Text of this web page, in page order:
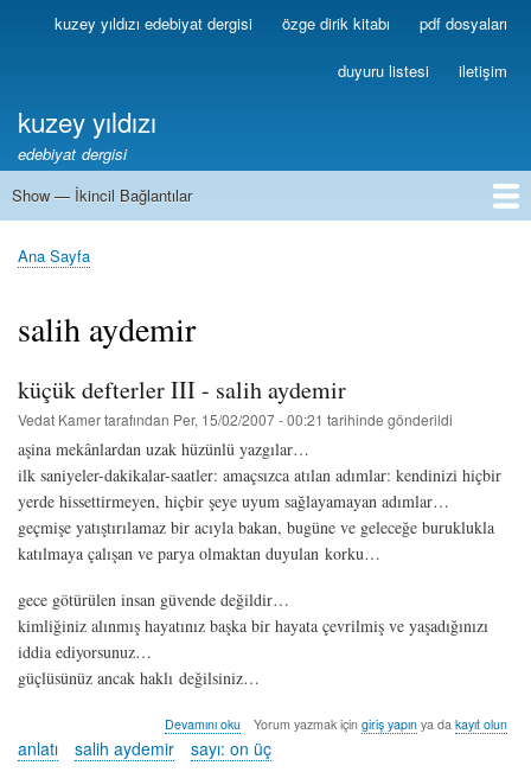
Ana
içeriğe
Birincilkuzey yıldızı edebiyat dergisi özge dirik kitabı pdf dosyaları
duyuru listesi iletişim
kuzey yıldızı
edebiyat dergisi
İkincil
Show — İkincil Bağlantılar
1
2
3
4
5
6
7
8
9
10
11
12
13
Sayfa
Ana Sayfa
salih aydemir
küçük defterler III - salih aydemir
Vedat Kamertarafından Per, 15/02/2007 - 00:21 tarihinde gönderildi
aşina mekânlardan uzak hüzünlü yazgılar…
ilk saniyeler-dakikalar-saatler: amaçsızca atılan adımlar: kendinizi hiçbir
yerde hissettirmeyen, hiçbir şeye uyum sağlayamayan adımlar…
geçmişe yatıştırılamaz bir acıyla bakan, bugüne ve geleceğe buruklukla
katılmaya çalışan ve parya olmaktan duyulan korku…
gece götürülen insan güvende değildir…
kimliğiniz alınmış hayatınız başka bir hayata çevrilmiş ve yaşadığınızı
iddia ediyorsunuz…
güçlüsünüz ancak haklı değilsiniz…
küçük
defterler
III
Devamını oku Yorum yazmak için giriş yapınya da kayıt olun
anlatı salih aydemir sayı: on üç